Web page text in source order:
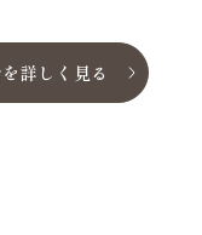
詳しく見る